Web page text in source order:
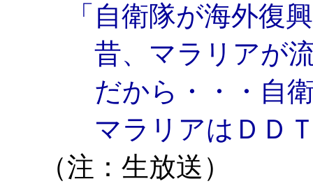
「自衛隊が海外復
昔、マラリアが流
だから・・・自衛
マラリアはＤＤＴ
（注：生放送）